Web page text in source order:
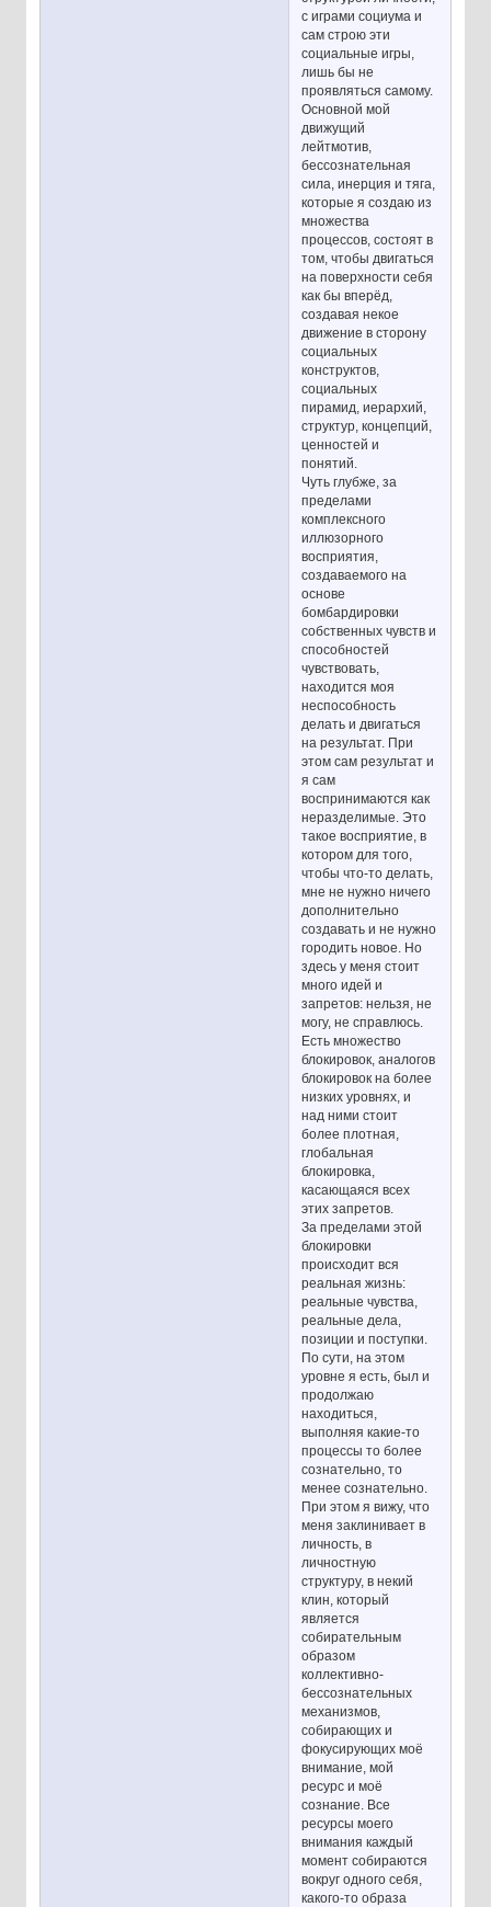
с играми социума и
сам строю эти
социальные игры,
лишь бы не
проявляться самому.
Основной мой
движущий
лейтмотив,
бессознательная
сила, инерция и тяга,
которые я создаю из
множества
процессов, состоят в
том, чтобы двигаться
на поверхности себя
как бы вперёд,
создавая некое
движение в сторону
социальных
конструктов,
социальных
пирамид, иерархий,
структур, концепций,
ценностей и
понятий.
Чуть глубже, за
пределами
комплексного
иллюзорного
восприятия,
создаваемого на
основе
бомбардировки
собственных чувств и
способностей
чувствовать,
находится моя
неспособность
делать и двигаться
на результат. При
этом сам результат и
я сам
воспринимаются как
неразделимые. Это
такое восприятие, в
котором для того,
чтобы что-то делать,
мне не нужно ничего
дополнительно
создавать и не нужно
городить новое. Но
здесь у меня стоит
много идей и
запретов: нельзя, не
могу, не справлюсь.
Есть множество
блокировок, аналогов
блокировок на более
низких уровнях, и
над ними стоит
более плотная,
глобальная
блокировка,
касающаяся всех
этих запретов.
За пределами этой
блокировки
происходит вся
реальная жизнь:
реальные чувства,
реальные дела,
позиции и поступки.
По сути, на этом
уровне я есть, был и
продолжаю
находиться,
выполняя какие-то
процессы то более
сознательно, то
менее сознательно.
При этом я вижу, что
меня заклинивает в
личность, в
личностную
структуру, в некий
клин, который
является
собирательным
образом
коллективно-
бессознательных
механизмов,
собирающих и
фокусирующих моё
внимание, мой
ресурс и моё
сознание. Все
ресурсы моего
внимания каждый
момент собираются
вокруг одного себя,
какого-то образа